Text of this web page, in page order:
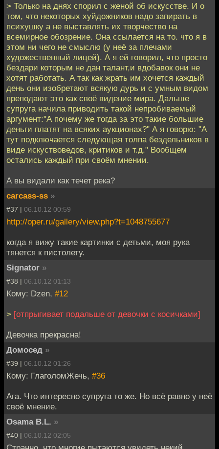
> Только на днях спорил с женой об искусстве. И о
том, что некоторых хуйдожников надо запирать в
психушку а не выставлять их творчество на
всемирное обозрение. Она ссылается на то. что я в
этом ни чего не смыслю (у неё за плечами
художественный лицей). А я ей говорил, что просто
бездари которым не дан талант,и вдобавок они не
хотят работать. А так как жрать им хочется каждый
день они изобретают всякую дурь и с умным видом
преподают это как своё видение мира. Дальше
супруга начила приводить такой непробиваемый
аргумент:"А почему же тогда за это такие большие
деньги платят на всяких аукционах?" А я говорю: "А
тут подключается следующая толпа бездельников в
виде искуствоведов, критиков и т.д." Вообщем
остались каждый при своём мнении.
А вы видали как течет река?
carcass-ss »
#37 | 06.10.12 00:59
http://oper.ru/gallery/view.php?t=1048755677
когда я вижу такие картинки с детьми, моя рука
тянется к пистолету.
Signator »
#38 | 06.10.12 01:13
Кому: Dzen, #12
> [отпрыгивает подальше от девочки с косичками]
Девочка прекрасна!
Домосед »
#39 | 06.10.12 01:26
Кому: ГлаголомЖечь, #36
Ага. Что интересно супруга то же. Но всё равно у неё
своё мнение.
Osama B.L. »
#40 | 06.10.12 02:05